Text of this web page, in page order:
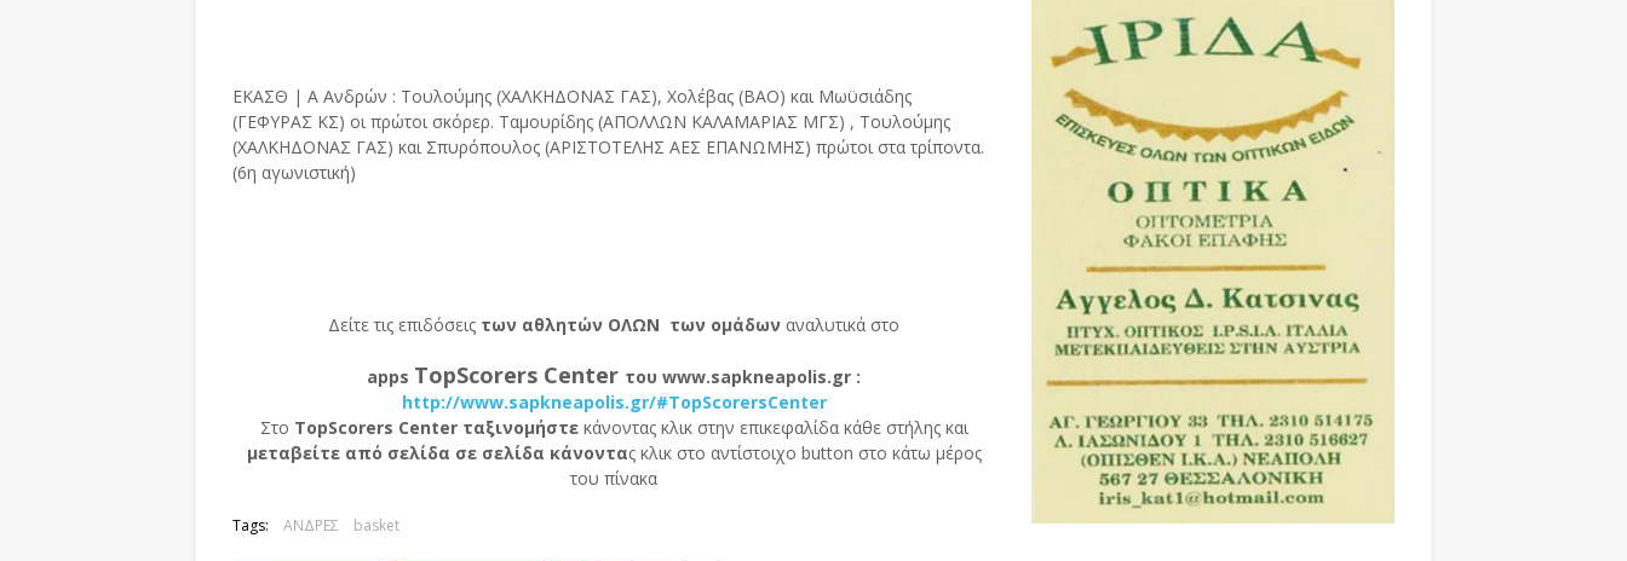
ΕΚΑΣΘ | Α Ανδρών : Τουλούμης (ΧΑΛΚΗΔΟΝΑΣ ΓΑΣ), Χολέβας (ΒΑΟ) και Μωϋσιάδης
(ΓΕΦΥΡΑΣ ΚΣ) οι πρώτοι σκόρερ. Ταμουρίδης (ΑΠΟΛΛΩΝ ΚΑΛΑΜΑΡΙΑΣ ΜΓΣ) , Τουλούμης
(ΧΑΛΚΗΔΟΝΑΣ ΓΑΣ) και Σπυρόπουλος (ΑΡΙΣΤΟΤΕΛΗΣ ΑΕΣ ΕΠΑΝΩΜΗΣ) πρώτοι στα τρίποντα.
(6η αγωνιστική)
Δείτε τις επιδόσεις των αθλητών ΟΛΩΝ των ομάδων αναλυτικά στο
apps TopScorers Center του www.sapkneapolis.gr :
http://www.sapkneapolis.gr/#TopScorersCenter
Στο TopScorers Center ταξινομήστεκάνοντας κλικ στην επικεφαλίδα κάθε στήλης και
μεταβείτε από σελίδα σε σελίδα κάνοντας κλικ στο αντίστοιχο button στο κάτω μέρος
του πίνακα
Tags: ΑΝΔΡΕΣ basket